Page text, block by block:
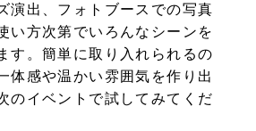
演出、フォトブースでの写真
い方次第でいろんなシーンを
す。簡単に取り入れられるの
体感や温かい雰囲気を作り出
のイベントで試してみてくだ